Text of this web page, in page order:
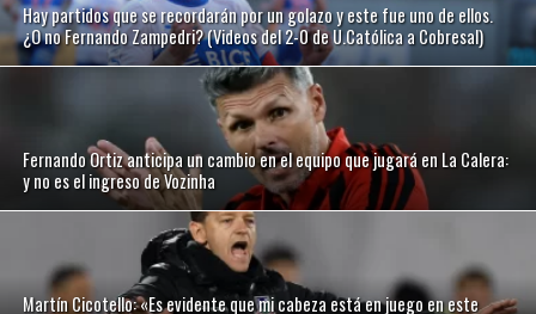
Hay partidos que se recordarán por un golazo y este fue uno de ellos.
¿O no Fernando Zampedri? (Videos del 2-0 de U.Católica a Cobresal)
Fernando Ortiz anticipa un cambio en el equipo que jugará en La Calera:
y no es el ingreso de Vozinha
Martín Cicotello: «Es evidente que mi cabeza está en juego en este